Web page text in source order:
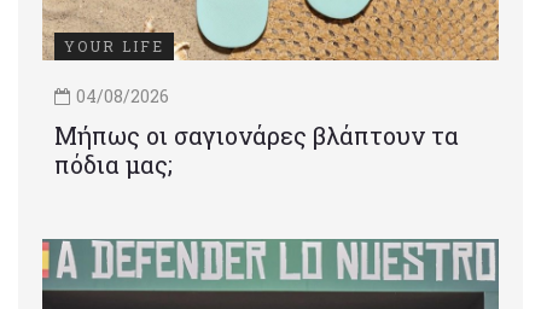
YOUR LIFE
04/08/2026
Μήπως οι σαγιονάρες βλάπτουν τα
πόδια μας;